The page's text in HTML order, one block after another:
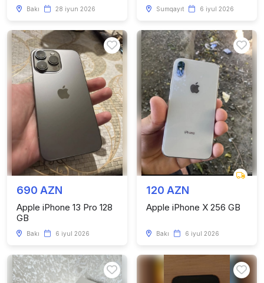
Bakı 28 iyun 2026 Sumqayıt 6 iyul 2026
690 AZN
Apple iPhone 13 Pro 128
GB
Bakı 6 iyul 2026
120 AZN
Apple iPhone X 256 GB
Bakı 6 iyul 2026